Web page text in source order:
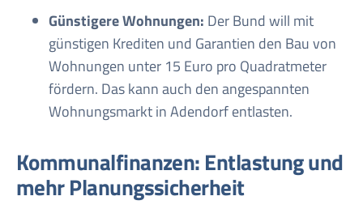
Günstigere Wohnungen: Der Bund will mit
günstigen Krediten und Garantien den Bau von
Wohnungen unter 15 Euro pro Quadratmeter
fördern. Das kann auch den angespannten
Wohnungsmarkt in Adendorf entlasten.
Kommunalfinanzen: Entlastung und
mehr Planungssicherheit